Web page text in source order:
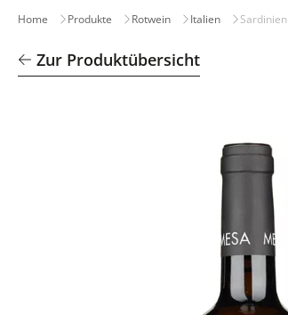
Home Produkte Rotwein Italien Sardinien
Zur Produktübersicht